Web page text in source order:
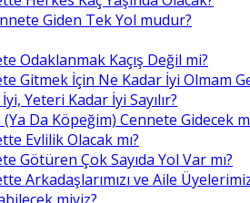
Giden Tek Yol mudur?
Odaklanmak Kaçış Değil mi?
Gitmek İçin Ne Kadar İyi Olmam
Yeteri Kadar İyi Sayılır?
(Ya Da Köpeğim) Cennete Gidecek
Evlilik Olacak mı?
Götüren Çok Sayıda Yol Var mı?
Arkadaşlarımızı ve Aile